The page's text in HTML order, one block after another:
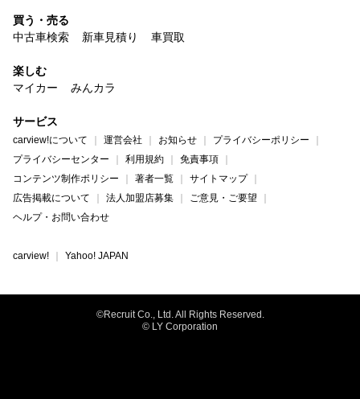
買う・売る
中古車検索
新車見積り 車買取
楽しむ
マイカー
みんカラ
サービス
carview!について 運営会社 お知らせ
プライバシーポリシー
プライバシーセンター
利用規約
免責事項
コンテンツ制作ポリシー
著者一覧
サイトマップ
広告掲載について
法人加盟店募集
ご意見・ご要望
ヘルプ・お問い合わせ
carview! Yahoo! JAPAN
©Recruit Co., Ltd. All Rights Reserved.
© LY Corporation